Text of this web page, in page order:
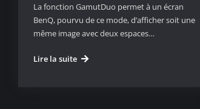
La fonction GamutDuo permet à un écran
BenQ, pourvu de ce mode, d’afficher soit une
même image avec deux espaces…
Lire la suiteLa